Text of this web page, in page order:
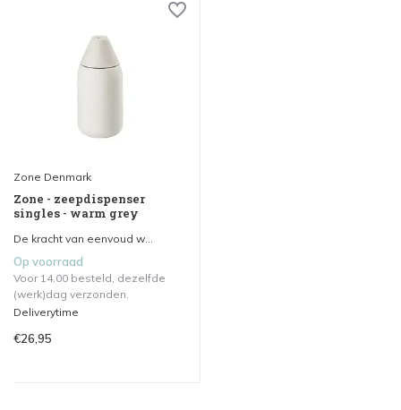
Zone Denmark
Zone - zeepdispenser
singles - warm grey
De kracht van eenvoud w...
Op voorraad
Voor 14.00 besteld, dezelfde
(werk)dag verzonden.
Deliverytime
€26,95